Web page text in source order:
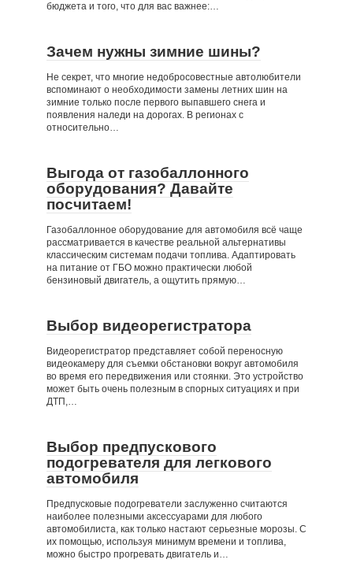
бюджета и того, что для вас важнее:…
Зачем нужны зимние шины?
Не секрет, что многие недобросовестные автолюбители
вспоминают о необходимости замены летних шин на
зимние только после первого выпавшего снега и
появления наледи на дорогах. В регионах с
относительно…
Выгода от газобаллонного
оборудования? Давайте
посчитаем!
Газобаллонное оборудование для автомобиля всё чаще
рассматривается в качестве реальной альтернативы
классическим системам подачи топлива. Адаптировать
на питание от ГБО можно практически любой
бензиновый двигатель, а ощутить прямую…
Выбор видеорегистратора
Видеорегистратор представляет собой переносную
видеокамеру для съемки обстановки вокруг автомобиля
во время его передвижения или стоянки. Это устройство
может быть очень полезным в спорных ситуациях и при
ДТП,…
Выбор предпускового
подогревателя для легкового
автомобиля
Предпусковые подогреватели заслуженно считаются
наиболее полезными аксессуарами для любого
автомобилиста, как только настают серьезные морозы. С
их помощью, используя минимум времени и топлива,
можно быстро прогревать двигатель и…